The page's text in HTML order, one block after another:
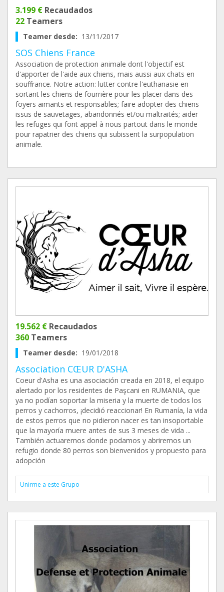
3.199 € Recaudados
22 Teamers
Teamer desde: 13/11/2017
SOS Chiens France
Association de protection animale dont l'objectif est
d'apporter de l'aide aux chiens, mais aussi aux chats en
souffrance. Notre action: lutter contre l'euthanasie en
sortant les chiens de fourrière pour les placer dans des
foyers aimants et responsables; faire adopter des chiens
issus de sauvetages, abandonnés et/ou maltraités; aider
les refuges qui font appel à nous partout dans le monde
pour rapatrier des chiens qui subissent la surpopulation
animale.
19.562 € Recaudados
360 Teamers
Teamer desde: 19/01/2018
Association CŒUR D'ASHA
Coeur d'Asha es una asociación creada en 2018, el equipo
alertado por los residentes de Paşcani en RUMANIA, que
ya no podían soportar la miseria y la muerte de todos los
perros y cachorros, ¡decidió reaccionar! En Rumanía, la vida
de estos perros que no pidieron nacer es tan insoportable
que la mayoría muere antes de sus 3 meses de vida ...
También actuaremos donde podamos y abriremos un
refugio donde 80 perros son bienvenidos y propuesto para
adopción
Unirme a este Grupo